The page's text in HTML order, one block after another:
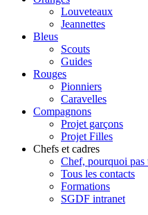
Louveteaux
Jeannettes
Bleus
Scouts
Guides
Rouges
Pionniers
Caravelles
Compagnons
Projet garçons
Projet Filles
Chefs et cadres
Chef, pourquoi pas
Tous les contacts
Formations
SGDF intranet